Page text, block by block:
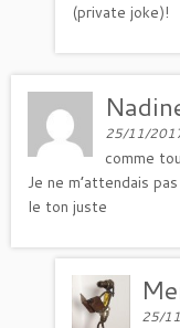
(private joke)!
25/11/
comme
Je ne m’attendais
le ton juste
25/